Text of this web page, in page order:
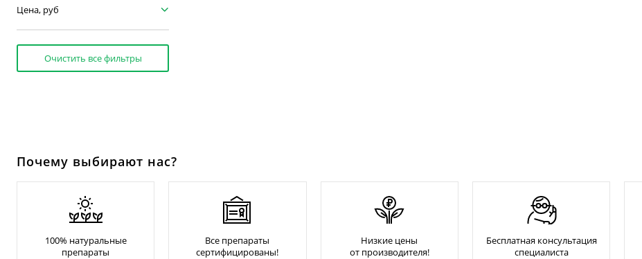
Цена, руб
Очистить все фильтры
Почему выбирают нас?
100% натуральные
препараты
Все препараты
сертифицированы!
Низкие цены
от производителя!
Бесплатная консультация
специалиста